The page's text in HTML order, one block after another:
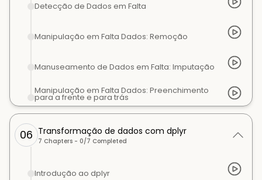
Detecção de Dados em Falta
Manipulação em Falta Dados: Remoção
Manuseamento de Dados em Falta: Imputação
Manipulação em Falta Dados: Preenchimento
para a frente e para trás
06 Transformação de dados com dplyr
7 Chapters - 0/7 Completed
Introdução ao dplyr